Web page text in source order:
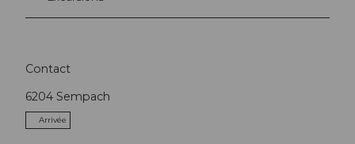
Contact
6204 Sempach
Arrivée